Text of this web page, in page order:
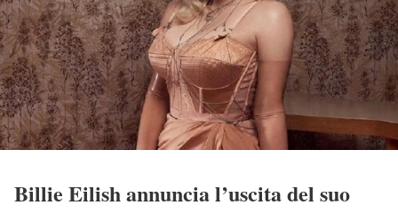
Billie Eilish annuncia l’uscita del suo